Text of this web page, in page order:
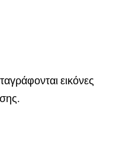
εικόνες